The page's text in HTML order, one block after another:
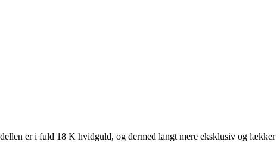
er i fuld 18 K hvidguld, og dermed langt mere eksklusiv og lækker